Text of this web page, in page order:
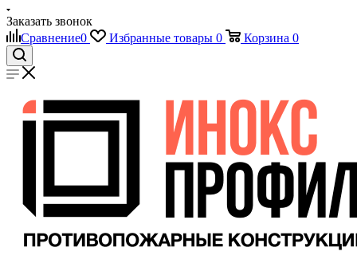
Заказать звонок
Сравнение0 Избранные товары 0 Корзина 0